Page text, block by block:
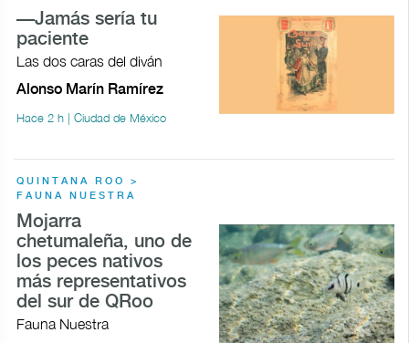
—Jamás sería tu
paciente
Las dos caras del diván
Alonso Marín Ramírez
Hace 2 h | Ciudad de México
QUINTANA ROO >
FAUNA NUESTRA
Mojarra
chetumaleña, uno de
los peces nativos
más representativos
del sur de QRoo
Fauna Nuestra